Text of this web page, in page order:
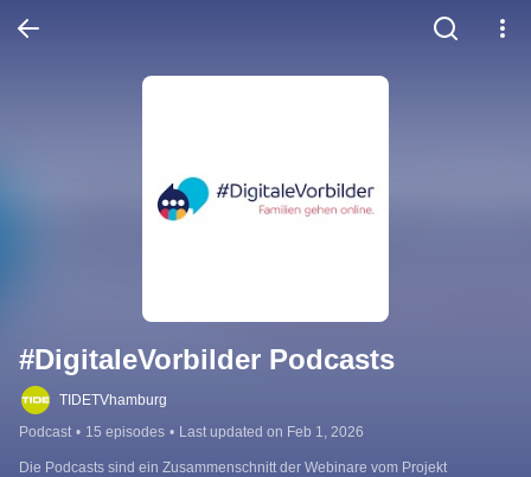
#DigitaleVorbilder Podcasts
TIDETVhamburg
Podcast • 15 episodes • Last updated on Feb 1, 2026
Die Podcasts sind ein Zusammenschnitt der Webinare vom Projekt